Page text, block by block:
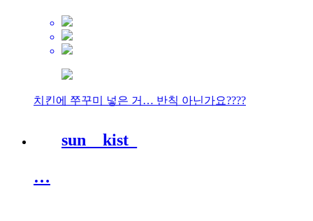
치킨에 쭈꾸미 넣은 거… 반칙 아닌가요????
sun__kist_
…